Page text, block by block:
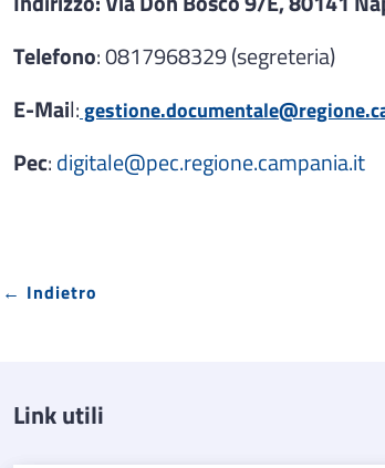
Telefono: 0817968329 (segreteria)
E-Mail:
Pec: digitale@pec.regione.campania.it
← Indietro
Link utili